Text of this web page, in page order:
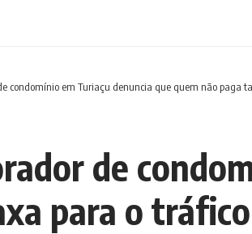
condomínio em Turiaçu denuncia que quem não paga
de
para o